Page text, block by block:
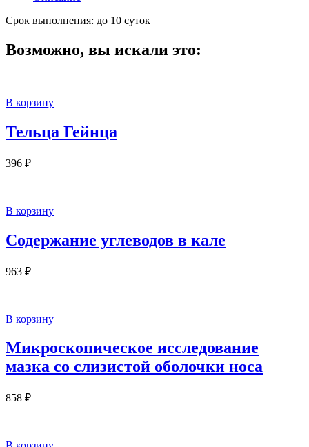
Срок выполнения: до 10 суток
Возможно, вы искали это:
В корзину
Тельца Гейнца
396 ₽
В корзину
Содержание углеводов в кале
963 ₽
В корзину
Микроскопическое исследование
мазка со слизистой оболочки носа
858 ₽